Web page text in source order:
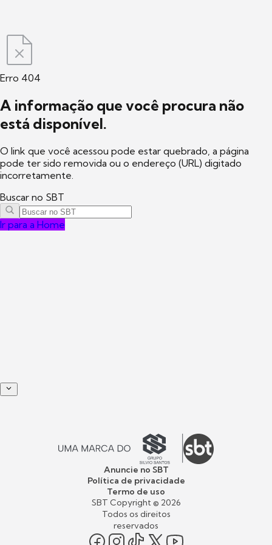
Erro 404
A informação que você procura não
está disponível.
O link que você acessou pode estar quebrado, a página
pode ter sido removida ou o endereço (URL) digitado
incorretamente.
Buscar no SBT
Ir para a Home
Anuncie no SBT
Política de privacidade
Termo de uso
SBT Copyright © 2026
Todos os direitos
reservados